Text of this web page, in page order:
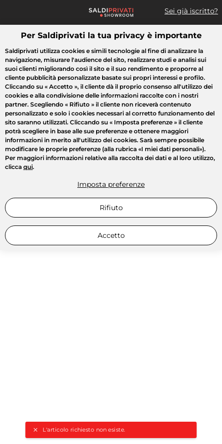
Sei già iscritto?
Cosa cerchi?
L'articolo richiesto non esiste.
Tutte le vendite Moda Casa Bellezza Elettrodomestici
Per Saldiprivati la tua privacy è importante
Saldiprivati utilizza cookies e simili tecnologie al fine di analizzare la
navigazione, misurare l'audience del sito, realizzare studi e analisi sui
suoi clienti migliorando così il sito e il suo rendimento e proporre al
cliente pubblicità personalizzate basate sui propri interessi e profilo.
Cliccando su « Accetto », il cliente dà il proprio consenso all'utilizzo dei
cookies e alla condivisione delle informazioni raccolte con i nostri
partner. Scegliendo « Rifiuto » il cliente non riceverà contenuto
personalizzato e solo i cookies necessari al corretto funzionamento del
sito saranno utilizzati. Cliccando su « Imposta preferenze » il cliente
potrà scegliere in base alle sue preferenze e ottenere maggiori
informazioni in merito all'utilizzo dei cookies. Sarà sempre possibile
modificare le proprie preferenze (alla rubrica «I miei dati personali»).
Per maggiori informazioni relative alla raccolta dei dati e al loro utilizzo,
clicca qui.
Imposta preferenze
Rifiuto
Accetto